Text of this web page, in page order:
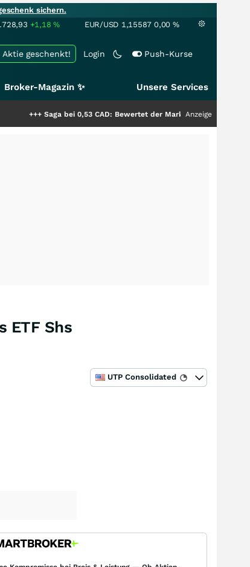
sichern.
+1,18% EUR/USD 1,15587 0,00 %
Login Push-Kurse
Aktie geschenkt!
Broker-Magazin ✨ Unsere Services
Saga bei 0,53 CAD: Bewertet der Markt noch immer nur die Hälfte
Anzeige
ETF Shs
UTP Consolidated